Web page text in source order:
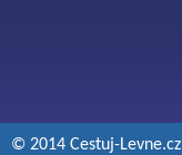
© 2014 Cestuj-Levne.cz